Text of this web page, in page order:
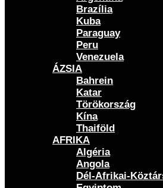
Brazília
Kuba
Paraguay
Peru
Venezuela
ÁZSIA
Bahrein
Katar
Törökország
Kína
Thaiföld
AFRIKA
Algéria
Angola
Dél-Afrikai-